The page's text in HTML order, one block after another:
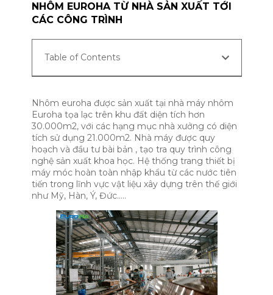
NHÔM EUROHA TỪ NHÀ SẢN XUẤT TỚI
CÁC CÔNG TRÌNH
Table of Contents
Nhôm euroha được sản xuất tại nhà máy nhôm
Euroha tọa lạc trên khu đất diện tích hơn
30.000m2, với các hạng mục nhà xưởng có diện
tích sử dụng 21.000m2. Nhà máy được quy
hoạch và đầu tư bài bản , tạo tra quy trình công
nghệ sản xuất khoa học. Hệ thống trang thiết bị
máy móc hoàn toàn nhập khẩu từ các nước tiên
tiến trong lĩnh vực vật liệu xây dựng trên thế giới
như Mỹ, Hàn, Ý, Đức…..